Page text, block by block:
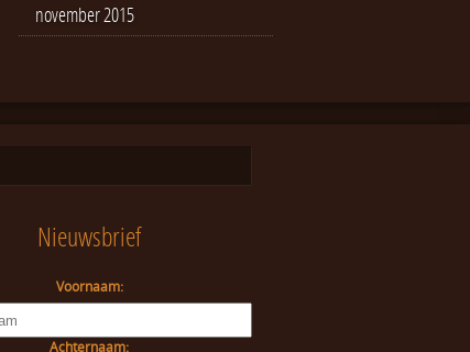
november 2015
Nieuwsbrief
Voornaam:
Achternaam: